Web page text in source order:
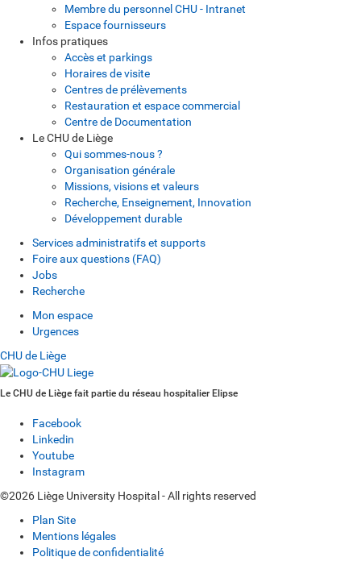
Membre du personnel CHU - Intranet
Espace fournisseurs
Infos pratiques
Accès et parkings
Horaires de visite
Centres de prélèvements
Restauration et espace commercial
Centre de Documentation
Le CHU de Liège
Qui sommes-nous ?
Organisation générale
Missions, visions et valeurs
Recherche, Enseignement, Innovation
Développement durable
Services administratifs et supports
Foire aux questions (FAQ)
Jobs
Recherche
Mon espace
Urgences
CHU de Liège
Le CHU de Liège fait partie du réseau hospitalier Elipse
Facebook
Linkedin
Youtube
Instagram
©2026 Liège University Hospital - All rights reserved
Plan Site
Mentions légales
Politique de confidentialité